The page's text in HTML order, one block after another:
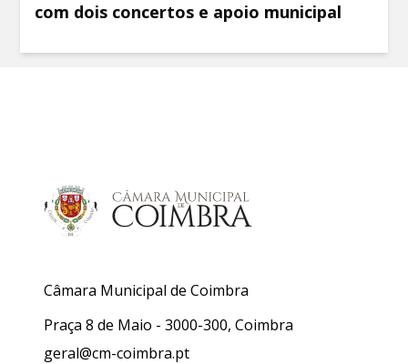
com dois concertos e apoio municipal
Câmara Municipal de Coimbra
Praça 8 de Maio - 3000-300, Coimbra
geral@cm-coimbra.pt